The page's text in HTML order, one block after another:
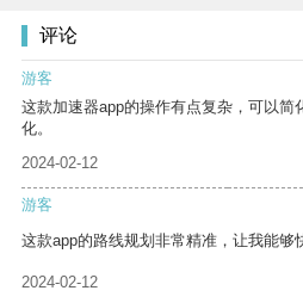
评论
游客
这款加速器app的操作有点复杂，可以简
化。
2024-02-12
游客
这款app的路线规划非常精准，让我能够
2024-02-12